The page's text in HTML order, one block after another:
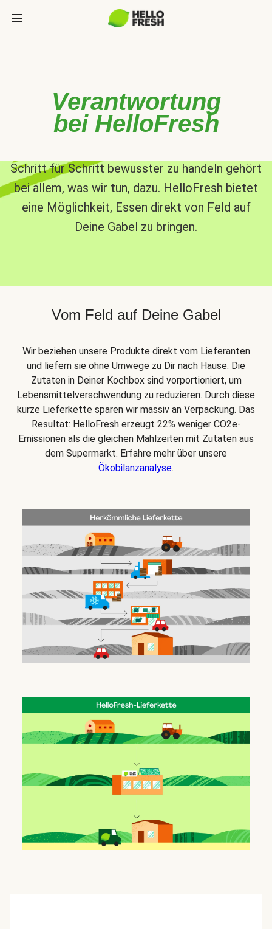
Verantwortung
bei HelloFresh
Schritt für Schritt bewusster zu handeln gehört
bei allem, was wir tun, dazu. HelloFresh bietet
eine Möglichkeit, Essen direkt von Feld auf
Deine Gabel zu bringen.
Vom Feld auf Deine Gabel
Wir beziehen unsere Produkte direkt vom Lieferanten
und liefern sie ohne Umwege zu Dir nach Hause. Die
Zutaten in Deiner Kochbox sind vorportioniert, um
Lebensmittelverschwendung zu reduzieren. Durch diese
kurze Lieferkette sparen wir massiv an Verpackung. Das
Resultat: HelloFresh erzeugt 22% weniger CO2e-
Emissionen als die gleichen Mahlzeiten mit Zutaten aus
dem Supermarkt. Erfahre mehr über unsere
Ökobilanzanalyse.